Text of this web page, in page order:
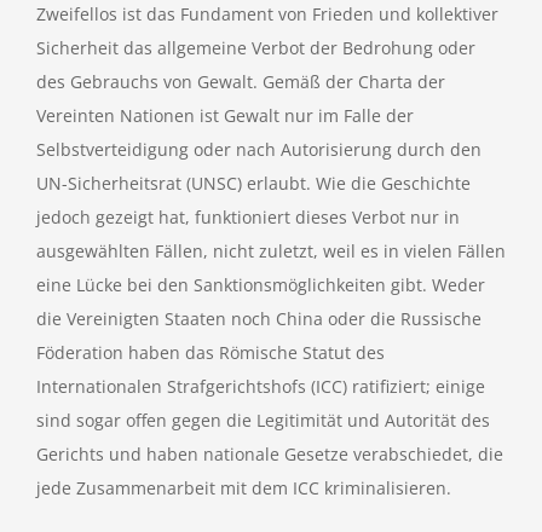
Zweifellos ist das Fundament von Frieden und kollektiver
Sicherheit das allgemeine Verbot der Bedrohung oder
des Gebrauchs von Gewalt. Gemäß der Charta der
Vereinten Nationen ist Gewalt nur im Falle der
Selbstverteidigung oder nach Autorisierung durch den
UN-Sicherheitsrat (UNSC) erlaubt. Wie die Geschichte
jedoch gezeigt hat, funktioniert dieses Verbot nur in
ausgewählten Fällen, nicht zuletzt, weil es in vielen Fällen
eine Lücke bei den Sanktionsmöglichkeiten gibt. Weder
die Vereinigten Staaten noch China oder die Russische
Föderation haben das Römische Statut des
Internationalen Strafgerichtshofs (ICC) ratifiziert; einige
sind sogar offen gegen die Legitimität und Autorität des
Gerichts und haben nationale Gesetze verabschiedet, die
jede Zusammenarbeit mit dem ICC kriminalisieren.